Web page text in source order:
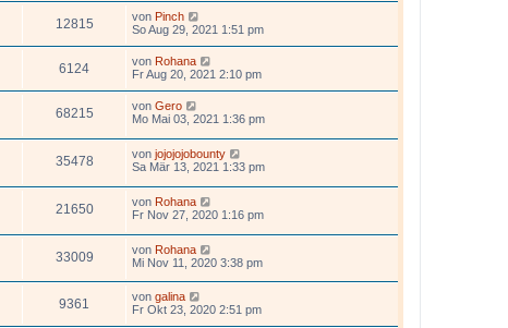
12815 von Pinch
So Aug 29, 2021 1:51 pm
6124 von Rohana
Fr Aug 20, 2021 2:10 pm
68215 von Gero
Mo Mai 03, 2021 1:36 pm
35478 von jojojojobounty
Sa Mär 13, 2021 1:33 pm
21650 von Rohana
Fr Nov 27, 2020 1:16 pm
33009 von Rohana
Mi Nov 11, 2020 3:38 pm
9361 von galina
Fr Okt 23, 2020 2:51 pm